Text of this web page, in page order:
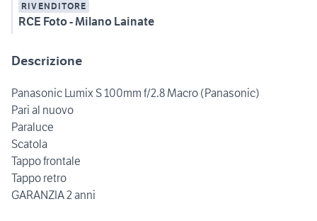
RIVENDITORE
RCE Foto - Milano Lainate
Descrizione
Panasonic Lumix S 100mm f/2.8 Macro (Panasonic)
Pari al nuovo
Paraluce
Scatola
Tappo frontale
Tappo retro
GARANZIA 2 anni